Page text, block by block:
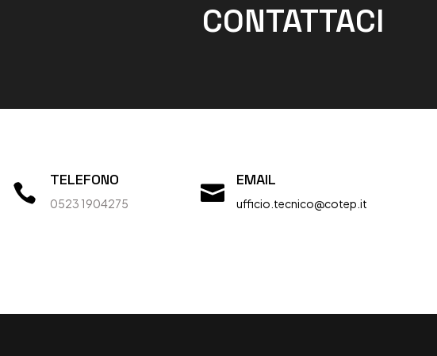
CONTATTACI

TELEFONO
0523 1904275 
EMAIL
ufficio.tecnico@cotep.it